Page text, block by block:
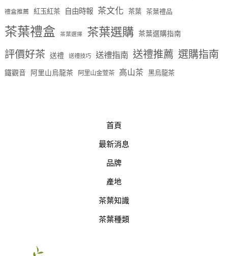
禮盒推薦 紅玉紅茶 自由時報 茶文化 茶葉 茶葉禮品
茶葉禮盒 茶葉選擇 茶葉選購 茶葉選購指南
評價好茶 送禮 送禮技巧 送禮指南 送禮推薦 選購指南
鐵觀音 阿里山烏龍茶 阿里山金萱茶 高山茶 黑烏龍茶
首頁
最新消息
品牌
產地
茶葉知識
茶葉種類